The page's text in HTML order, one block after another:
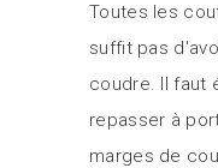
Toutes les
suffit pas
coudre. Il faut
repasser à
marges de